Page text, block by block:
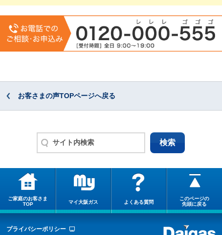
お客さまの声TOPページへ戻る
ご家庭のお客さま
TOP
マイ大阪ガス よくある質問
このページの
先頭に戻る
プライバシーポリシー